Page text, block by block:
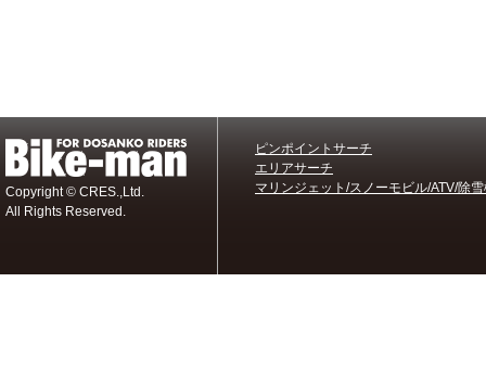
Copyright © CRES.,Ltd.
All Rights Reserved.
ピンポイントサーチ
エリアサーチ
マリンジェット/スノーモビル/ATV/除